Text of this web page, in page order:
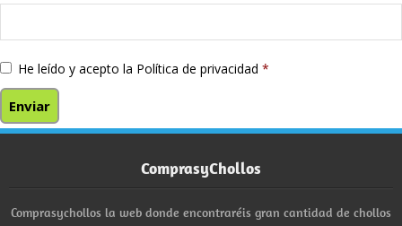
He leído y acepto la Política de privacidad *
ComprasyChollos
Comprasychollos la web donde encontraréis gran cantidad de chollos